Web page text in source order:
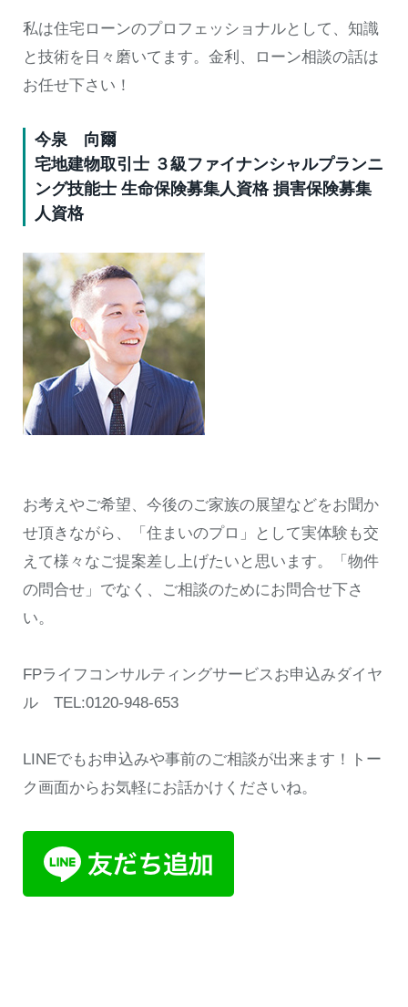
私は住宅ローンのプロフェッショナルとして、知識
と技術を日々磨いてます。金利、ローン相談の話は
お任せ下さい！
今泉 向爾
宅地建物取引士 ３級ファイナンシャルプランニ
ング技能士 生命保険募集人資格 損害保険募集
人資格
お考えやご希望、今後のご家族の展望などをお聞か
せ頂きながら、「住まいのプロ」として実体験も交
えて様々なご提案差し上げたいと思います。「物件
の問合せ」でなく、ご相談のためにお問合せ下さ
い。
FPライフコンサルティングサービスお申込みダイヤ
ル TEL:0120-948-653
LINEでもお申込みや事前のご相談が出来ます！トー
ク画面からお気軽にお話かけくださいね。